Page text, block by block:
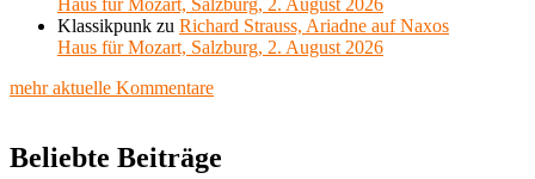
Haus für Mozart, Salzburg, 2. August 2026
Klassikpunk zu Richard Strauss, Ariadne auf Naxos
Haus für Mozart, Salzburg, 2. August 2026
mehr aktuelle Kommentare
Beliebte Beiträge